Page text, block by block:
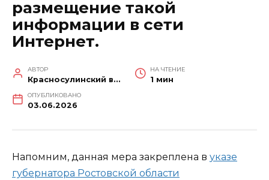
размещение такой
информации в сети
Интернет.
АВТОР
Красносулинский вестник
НА ЧТЕНИЕ
1 мин
ОПУБЛИКОВАНО
03.06.2026
Напомним, данная мера закреплена в указе
губернатора Ростовской области